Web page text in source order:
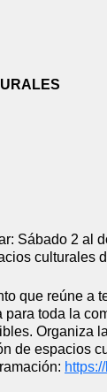
Sábado 2 al
culturales
que reúne a
para toda la
Organiza
de espacios